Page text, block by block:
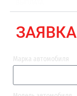
Марка автомобиля